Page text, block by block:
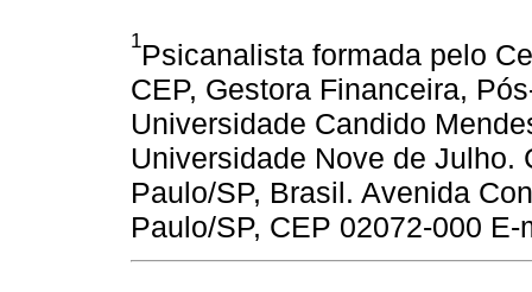
1Psicanalista formada pelo
CEP, Gestora Financeira,
Universidade Candido
Universidade Nove de
Paulo/SP, Brasil. Avenida
Paulo/SP, CEP 02072-000